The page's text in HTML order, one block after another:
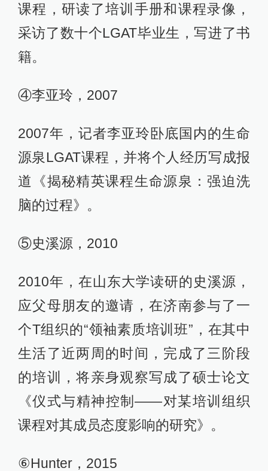
课程，研读了培训手册和课程录像，
采访了数十个LGAT毕业生，写进了书
籍。
④李亚玲，2007
2007年，记者李亚玲卧底国内的生命
源泉LGAT课程，并将个人经历写成报
道《揭秘精英课程生命源泉：强迫洗
脑的过程》。
⑤史溪源，2010
2010年，在山东大学读研的史溪源，
应父母朋友的邀请，在济南参与了一
个T组织的“领袖素质培训班”，在其中
生活了近两周的时间，完成了三阶段
的培训，将亲身观察写成了硕士论文
《仪式与精神控制——对某培训组织
课程对其成员态度影响的研究》。
⑥Hunter，2015